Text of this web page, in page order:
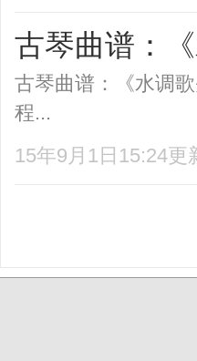
古琴曲谱：
古琴曲谱：《水调
程...
15年9月1日15:24更